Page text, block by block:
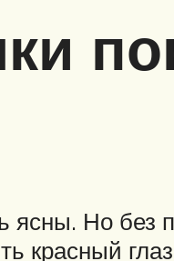
Но без
красный